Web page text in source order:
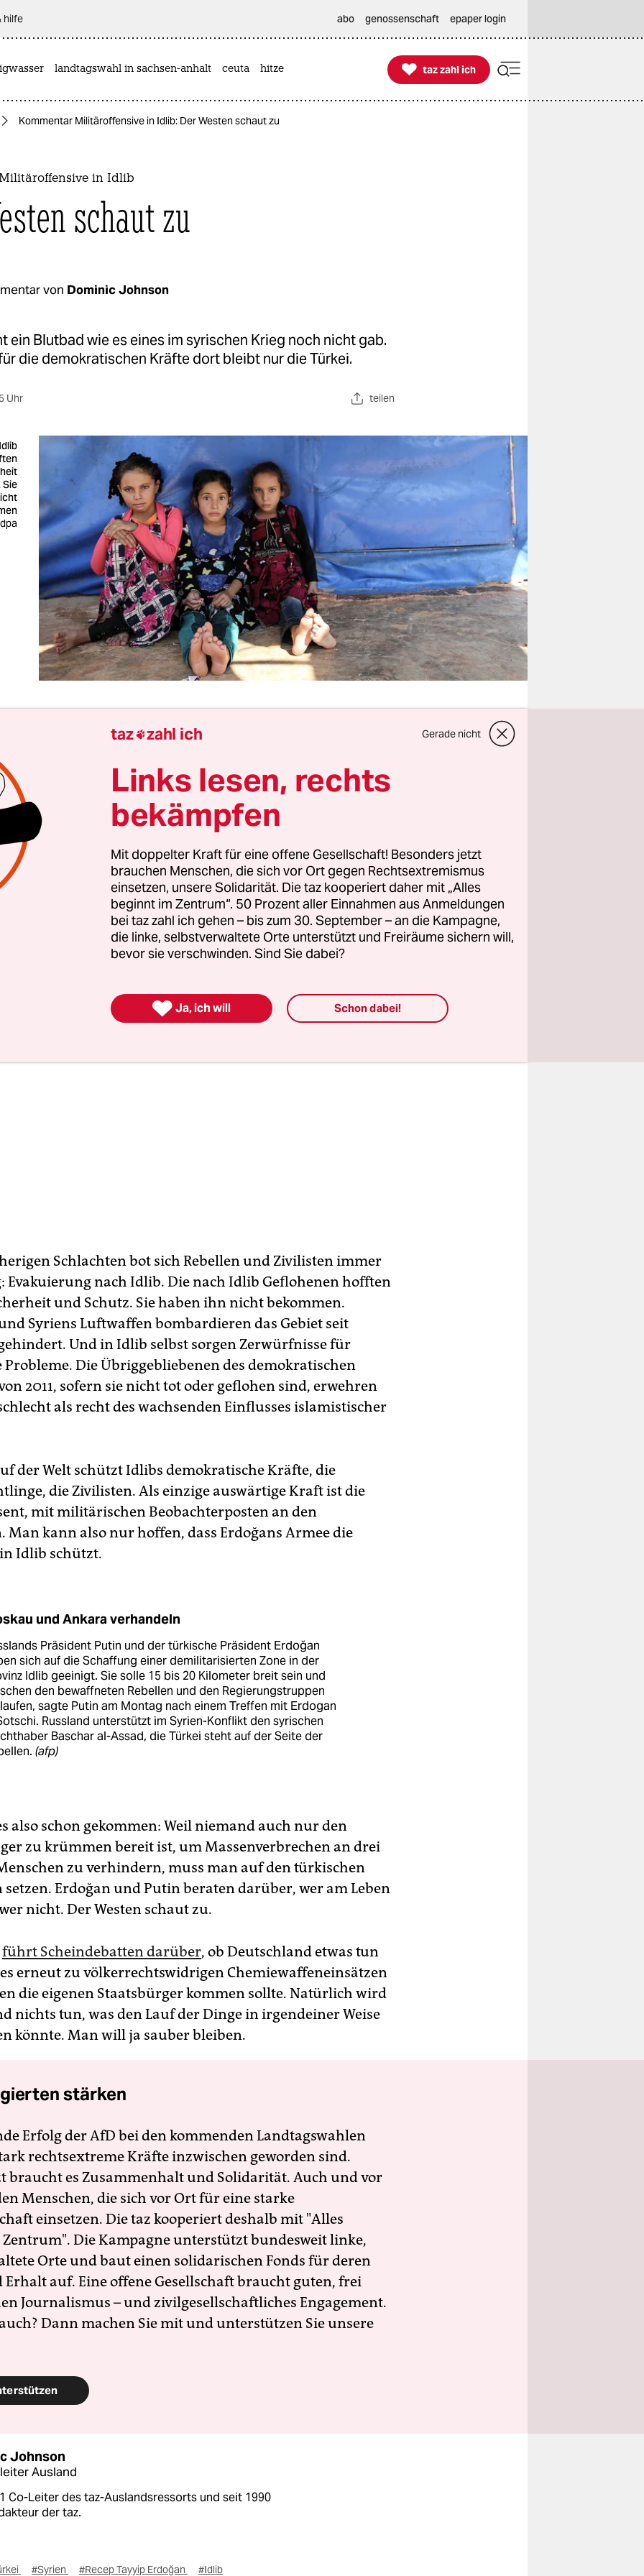
hilfe abo genossenschaft epaper login
landtagswahl in sachsen-anhalt ceuta hitze 
taz zahl ich
taz zahl ich
Kommentar Militäroffensive in Idlib: Der Westen schaut zu
in Idlib
schaut zu
von Dominic Johnson
ein Blutbad wie es eines im syrischen Krieg noch nicht gab.
die demokratischen Kräfte dort bleibt nur die Türkei.
Uhr teilen
Sie
in Syrien nähert sich seinem blutigen Finale. Wenn
Assad-Regime seine Ankündigung wahr macht, die letzte
Rebellenenklave Idlib militärisch
droht ein Blutbad, das den bisherigen Horror noch
stellen könnte.
wie in Ost-Aleppo oder derOst-Ghoutahaben die
gelernt, dass die syrische Regierung vor nichts
Dauerbelagerung, Aushungern,
Chemiewaffenangriffe. Das Ergebnis:
voller Leichen.
Schlachten bot sich Rebellen und Zivilisten immer
Evakuierung nach Idlib. Die nach Idlib Geflohenen hofften
und Schutz. Sie haben ihn nicht bekommen.
Syriens Luftwaffen bombardieren das Gebiet seit
Und in Idlib selbst sorgen Zerwürfnisse für
Probleme. Die Übriggebliebenen des demokratischen
2011, sofern sie nicht tot oder geflohen sind, erwehren
als recht des wachsenden Einflusses islamistischer
der Welt schützt Idlibs demokratische Kräfte, die
die Zivilisten. Als einzige auswärtige Kraft ist die
mit militärischen Beobachterposten an den
Man kann also nur hoffen, dass Erdoğans Armee die
Idlib schützt.
und Ankara verhandeln
Präsident Putin und der türkische Präsident Erdoğan
sich auf die Schaffung einer demilitarisierten Zone in der
Idlib geeinigt. Sie solle 15 bis 20 Kilometer breit sein und
den bewaffneten Rebellen und den Regierungstruppen
sagte Putin am Montag nach einem Treffen mit Erdogan
Russland unterstützt im Syrien-Konflikt den syrischen
Baschar al-Assad, die Türkei steht auf der Seite der
(afp)
also schon gekommen: Weil niemand auch nur den
zu krümmen bereit ist, um Massenverbrechen an drei
zu verhindern, muss man auf den türkischen
Erdoğan und Putin beraten darüber, wer am Leben
nicht. Der Westen schaut zu.
führt Scheindebatten darüber, ob Deutschland etwas tun
erneut zu völkerrechtswidrigen Chemiewaffeneinsätzen
die eigenen Staatsbürger kommen sollte. Natürlich wird
nichts tun, was den Lauf der Dinge in irgendeiner Weise
könnte. Man will ja sauber bleiben.
stärken
Erfolg der AfD bei den kommenden Landtagswahlen
rechtsextreme Kräfte inzwischen geworden sind.
braucht es Zusammenhalt und Solidarität. Auch und vor
Menschen, die sich vor Ort für eine starke
einsetzen. Die taz kooperiert deshalb mit "Alles
Die Kampagne unterstützt bundesweit linke,
Orte und baut einen solidarischen Fonds für deren
Erhalt auf. Eine offene Gesellschaft braucht guten, frei
Journalismus – und zivilgesellschaftliches Engagement.
Dann machen Sie mit und unterstützen Sie unsere
Johnson
Ausland
Co-Leiter des taz-Auslandsressorts und seit 1990
der taz.
#Syrien #Recep Tayyip Erdoğan #Idlib
taz zahl ich Gerade nicht
Links lesen, rechts
bekämpfen
Mit doppelter Kraft für eine offene Gesellschaft! Besonders jetzt
brauchen Menschen, die sich vor Ort gegen Rechtsextremismus
einsetzen, unsere Solidarität. Die taz kooperiert daher mit „Alles
beginnt im Zentrum“. 50 Prozent aller Einnahmen aus Anmeldungen
bei taz zahl ich gehen – bis zum 30. September – an die Kampagne,
die linke, selbstverwaltete Orte unterstützt und Freiräume sichern will,
bevor sie verschwinden. Sind Sie dabei?
 Ja, ich will Schon dabei!